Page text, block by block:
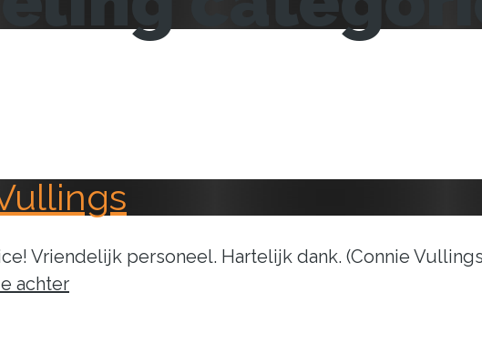
Vriendelijk personeel. Hartelijk dank. (Connie
achterop